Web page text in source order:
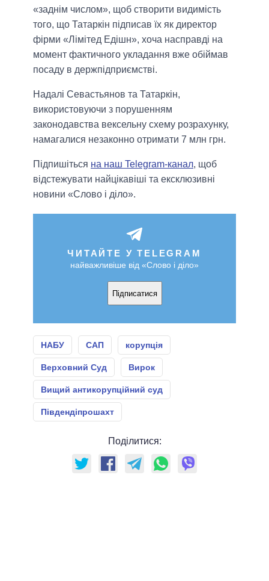
«заднім числом», щоб створити видимість
того, що Татаркін підписав їх як директор
фірми «Лімітед Едішн», хоча насправді на
момент фактичного укладання вже обіймав
посаду в держпідприємстві.
Надалі Севастьянов та Татаркін,
використовуючи з порушенням
законодавства вексельну схему розрахунку,
намагалися незаконно отримати 7 млн грн.
Підпишіться на наш Telegram-канал, щоб
відстежувати найцікавіші та ексклюзивні
новини «Слово і діло».
ЧИТАЙТЕ У TELEGRAM
найважливіше від «Слово і діло»
Підписатися
НАБУ САП корупція
Верховний Суд Вирок
Вищий антикорупційний суд
Південдіпрошахт
Поділитися: